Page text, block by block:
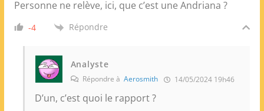
Personne ne relève, ici, que c’est une Andriana ?
-4 Répondre
Analyste
Répondre à Aerosmith 14/05/2024 19h46
D’un, c’est quoi le rapport ?